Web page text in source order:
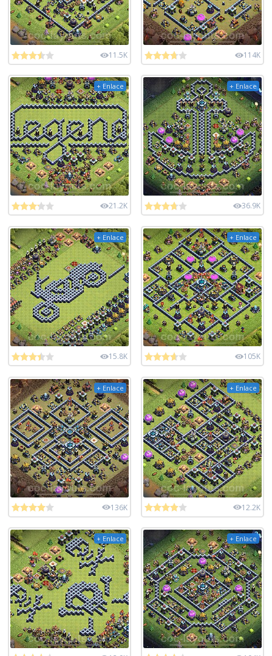
11.5K 114K
+ Enlace
21.2K
+ Enlace
36.9K
+ Enlace
15.8K
+ Enlace
105K
+ Enlace
136K
+ Enlace
12.2K
+ Enlace + Enlace